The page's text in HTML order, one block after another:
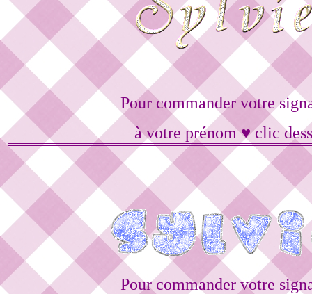
Pour commander votre
à votre prénom ♥ clic
Pour commander votre